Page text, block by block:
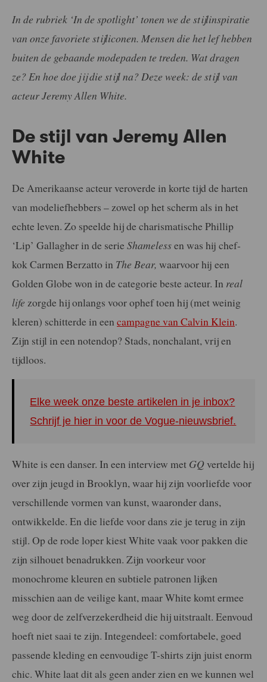
In de rubriek ‘In de spotlight’ tonen we de stijlinspiratie
van onze favoriete stijliconen. Mensen die het lef hebben
buiten de gebaande modepaden te treden. Wat dragen
ze? En hoe doe jij die stijl na? Deze week: de stijl van
acteur Jeremy Allen White.
De stijl van Jeremy Allen
White
De Amerikaanse acteur veroverde in korte tijd de harten
van modeliefhebbers – zowel op het scherm als in het
echte leven. Zo speelde hij de charismatische Phillip
‘Lip’ Gallagher in de serie Shamelessen was hij chef-
kok Carmen Berzatto in The Bear, waarvoor hij een
Golden Globe won in de categorie beste acteur. In real
life zorgde hij onlangs voor ophef toen hij (met weinig
kleren) schitterde in een campagne van Calvin Klein.
Zijn stijl in een notendop? Stads, nonchalant, vrij en
tijdloos.
Elke week onze beste artikelen in je inbox?
Schrijf je hier in voor de Vogue-nieuwsbrief.
White is een danser. In een interview met GQvertelde hij
over zijn jeugd in Brooklyn, waar hij zijn voorliefde voor
verschillende vormen van kunst, waaronder dans,
ontwikkelde. En die liefde voor dans zie je terug in zijn
stijl. Op de rode loper kiest White vaak voor pakken die
zijn silhouet benadrukken. Zijn voorkeur voor
monochrome kleuren en subtiele patronen lijken
misschien aan de veilige kant, maar White komt ermee
weg door de zelfverzekerdheid die hij uitstraalt. Eenvoud
hoeft niet saai te zijn. Integendeel: comfortabele, goed
passende kleding en eenvoudige T-shirts zijn juist enorm
chic. White laat dit als geen ander zien en we kunnen wel